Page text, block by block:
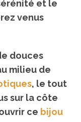
et le
venus
douces
milieu de
, le tout
sur la côte
ce bijou